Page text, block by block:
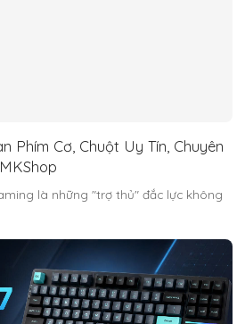
Phím Cơ, Chuột Uy Tín, Chuyên
là những "trợ thủ" đắc lực không